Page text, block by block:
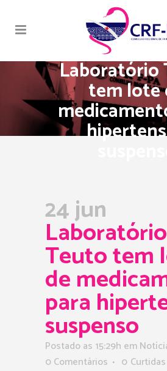
Laboratório
tem lote
24 jun
Laboratório
Teuto tem
de
para
suspenso
Postado as 15:29h em
0 Comentários
0 Curtidas